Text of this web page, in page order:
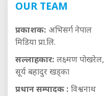
OUR TEAM
प्रकाशक: अभिसर्ग नेपाल
मिडिया प्रा.लि.
सल्लाहकार: लक्ष्मण पोखरेल,
सूर्य बहादुर खड्का
प्रधान सम्पादक : विश्वनाथ